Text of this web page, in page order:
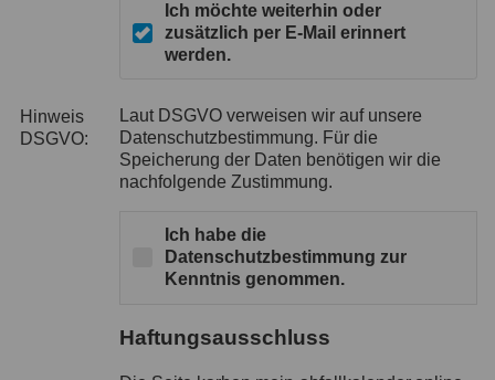
Ich möchte weiterhin oder
zusätzlich per E-Mail erinnert
werden.
Hinweis
DSGVO:
Laut DSGVO verweisen wir auf unsere
Datenschutzbestimmung. Für die
Speicherung der Daten benötigen wir die
nachfolgende Zustimmung.
Ich habe die
Datenschutzbestimmung zur
Kenntnis genommen.
Haftungsausschluss